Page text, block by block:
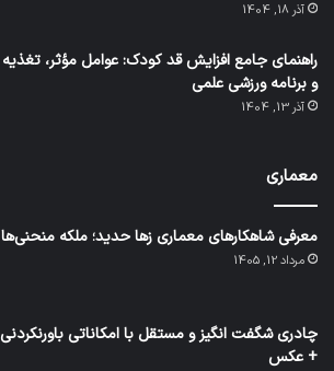
آذر 18, 1404
راهنمای جامع افزایش قد کودک: عوامل مؤثر، تغذیه
و برنامه ورزشی علمی
آذر 13, 1404
معماری
معرفی شاهکارهای معماری زها حدید؛ ملکه منحنی‌ها
مرداد 12, 1405
چادری شگفت انگیز و مستقل با امکاناتی باورنکردنی
+ عکس